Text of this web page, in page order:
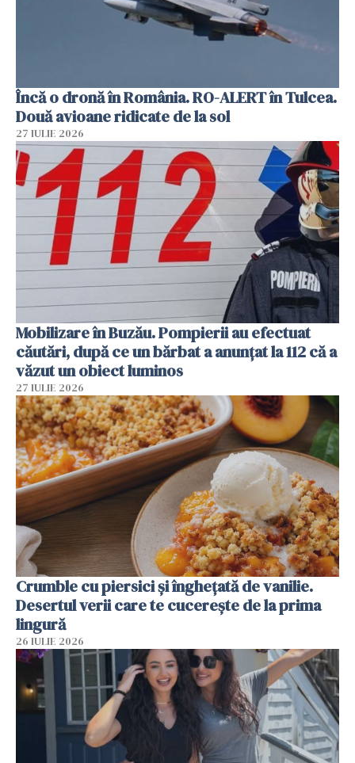
Încă o dronă în România. RO-ALERT în Tulcea.
Două avioane ridicate de la sol
27 IULIE 2026
Mobilizare în Buzău. Pompierii au efectuat
căutări, după ce un bărbat a anunțat la 112 că a
văzut un obiect luminos
27 IULIE 2026
Crumble cu piersici și înghețată de vanilie.
Desertul verii care te cucerește de la prima
lingură
26 IULIE 2026